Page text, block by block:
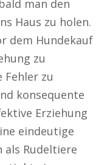
man den
Haus zu holen.
dem Hundekauf
zu
zu
konsequente
Erziehung
eindeutige
als Rudeltiere